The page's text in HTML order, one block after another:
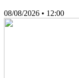
08/08/2026 • 12:00